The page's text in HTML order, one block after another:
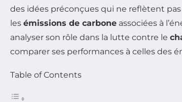
des idées préconçues qui ne reflètent
les émissions de carbone associées à
analyser son rôle dans la lutte contre le
comparer ses performances à celles des
Table of Contents